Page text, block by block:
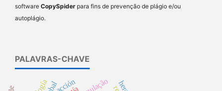
software CopySpider para fins de prevenção de plágio e/ou
autoplágio.
PALAVRAS-CHAVE
acción